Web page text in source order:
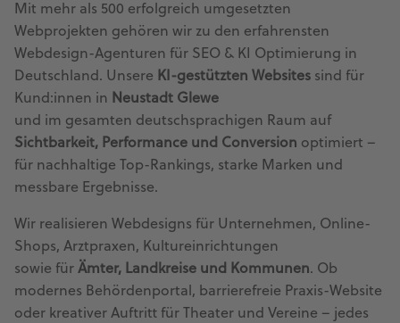
Mit mehr als 500 erfolgreich umgesetzten
Webprojekten gehören wir zu den erfahrensten
Webdesign-Agenturen für SEO & KI Optimierung in
Deutschland. Unsere KI-gestützten Websites sind für
Kund:innen in Neustadt Glewe
und im gesamten deutschsprachigen Raum auf
Sichtbarkeit, Performance und Conversion optimiert –
für nachhaltige Top-Rankings, starke Marken und
messbare Ergebnisse.
Wir realisieren Webdesigns für Unternehmen, Online-
Shops, Arztpraxen, Kultureinrichtungen
sowie für Ämter, Landkreise und Kommunen. Ob
modernes Behördenportal, barrierefreie Praxis-Website
oder kreativer Auftritt für Theater und Vereine – jedes